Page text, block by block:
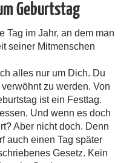
Geburtstag
Tag im Jahr, an dem man
seiner Mitmenschen
alles nur um Dich. Du
zu werden. Von
ist ein Festtag.
Und wenn es doch
Aber nicht doch. Denn
auch einen Tag später
Gesetz. Kein